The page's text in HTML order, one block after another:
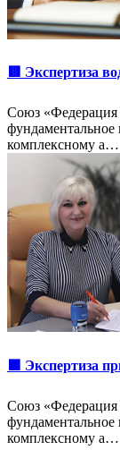
🟥 Экспертиза
Союз «Федерация
фундаментальное
комплексному а…
🟩 Экспертиза
Союз «Федерация
фундаментальное
комплексному а…